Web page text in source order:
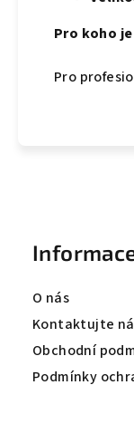
Pro koho
Pro
O nás
Kontaktujte
Obchodní
Podmínky